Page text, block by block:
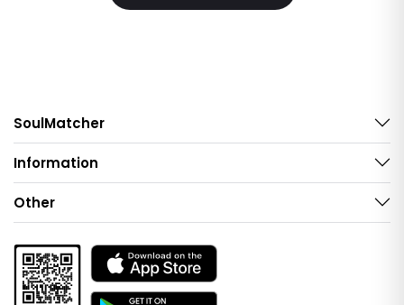
SoulMatcher
Information
Other